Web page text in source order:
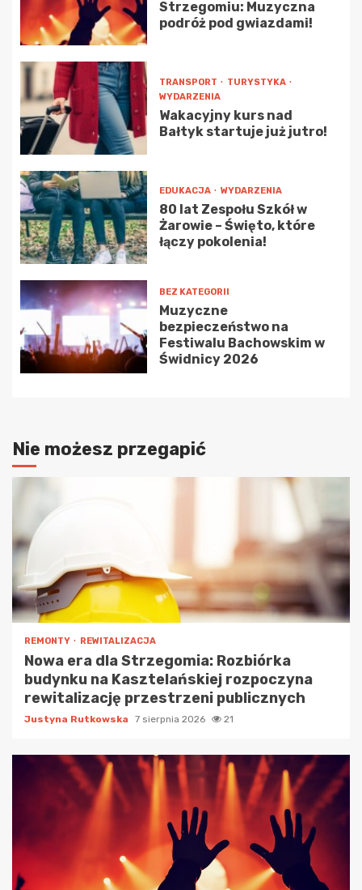
Strzegomiu: Muzyczna
podróż pod gwiazdami!
TRANSPORT
TURYSTYKA
WYDARZENIA
Wakacyjny kurs nad
Bałtyk startuje już jutro!
EDUKACJA WYDARZENIA
80 lat Zespołu Szkół w
Żarowie – Święto, które
łączy pokolenia!
BEZ KATEGORII
Muzyczne
bezpieczeństwo na
Festiwalu Bachowskim w
Świdnicy 2026
Nie możesz przegapić
REMONTY REWITALIZACJA
Nowa era dla Strzegomia: Rozbiórka
budynku na Kasztelańskiej rozpoczyna
rewitalizację przestrzeni publicznych
Justyna Rutkowska 7 sierpnia 2026 21